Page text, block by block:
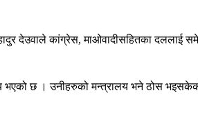
देउवाले कांग्रेस, माओवादीसहितका दललाई
भएको छ । उनीहरुको मन्त्रालय भने ठोस